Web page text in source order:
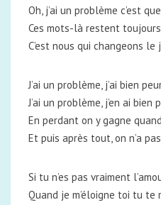
Oh, j’ai un problème c’est
Ces mots-là restent
C’est nous qui changeons
J’ai un problème, j’ai bien
J’ai un problème, j’en ai bien
En perdant on y gagne
Et puis après tout, on n’a
Si tu n’es pas vraiment
Quand je m’éloigne toi tu te